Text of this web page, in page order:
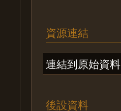
資源連結
連結到原始資料
後設資料